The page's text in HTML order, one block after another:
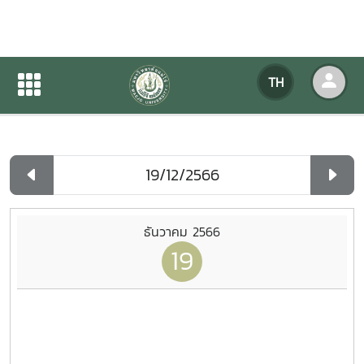
TH
ปฏิทินกิจกรรมของหน่วยงาน
ปฏิทินกิจกรรมของหน่วยงาน
ธันวาคม 2566
19